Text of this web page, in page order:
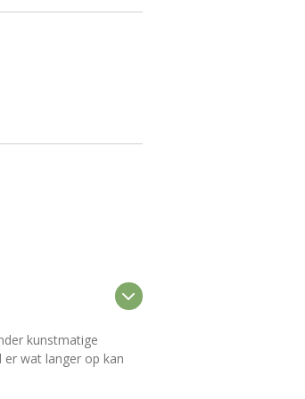
kunstmatige
wat langer op kan